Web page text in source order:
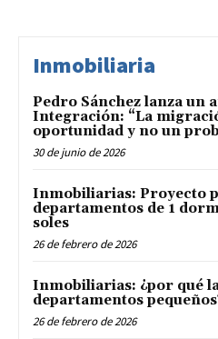
Inmobiliaria
Pedro Sánchez lanza un
Integración: “La
oportunidad y no un
30 de junio de 2026
Inmobiliarias: Proyecto
departamentos de 1
soles
26 de febrero de 2026
Inmobiliarias: ¿por qué
departamentos
26 de febrero de 2026